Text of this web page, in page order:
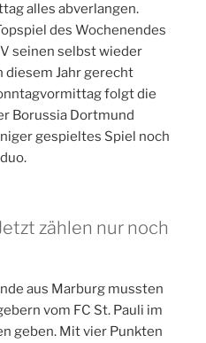
alles abverlangen.
des Wochenendes
seinen selbst wieder
diesem Jahr gerecht
folgt die
Borussia Dortmund
gespieltes Spiel noch
zählen nur noch
aus Marburg mussten
vom FC St. Pauli im
geben. Mit vier Punkten